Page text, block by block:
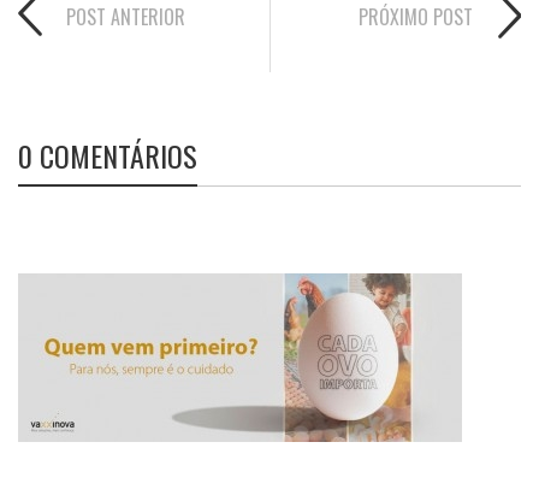
POST ANTERIOR PRÓXIMO POST
0 COMENTÁRIOS